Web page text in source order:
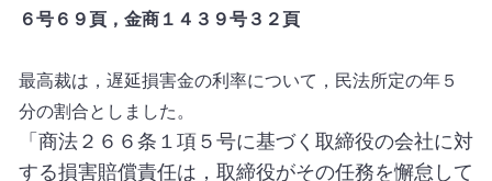
６号６９頁，金商１４３９号３２頁
最高裁は，遅延損害金の利率について，民法所定の年５
分の割合としました。
「商法２６６条１項５号に基づく取締役の会社に対
する損害賠償責任は，取締役がその任務を懈怠して